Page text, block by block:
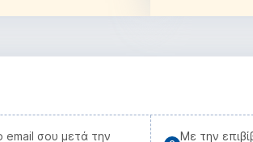
email σου μετά την
Με την